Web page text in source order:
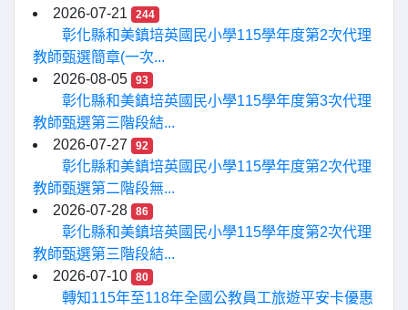
2026-07-21
244
彰化縣和美鎮培英國民小學115學年度第2次代理
教師甄選簡章(一次...
2026-08-05
93
彰化縣和美鎮培英國民小學115學年度第3次代理
教師甄選第三階段結...
2026-07-27
92
彰化縣和美鎮培英國民小學115學年度第2次代理
教師甄選第二階段無...
2026-07-28
86
彰化縣和美鎮培英國民小學115學年度第2次代理
教師甄選第三階段結...
2026-07-10
80
轉知115年至118年全國公教員工旅遊平安卡優惠